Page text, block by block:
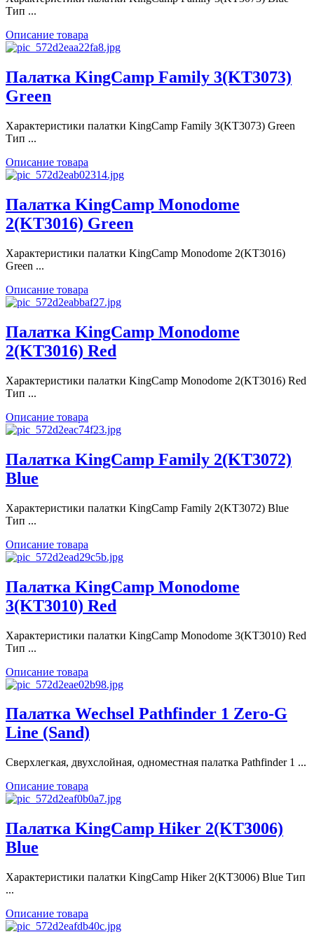
Тип ...
Описание товара
Палатка KingCamp Family 3(KT3073)
Green
Характеристики палатки KingCamp Family 3(KT3073) Green
Тип ...
Описание товара
Палатка KingCamp Monodome
2(KT3016) Green
Характеристики палатки KingCamp Monodome 2(KT3016)
Green ...
Описание товара
Палатка KingCamp Monodome
2(KT3016) Red
Характеристики палатки KingCamp Monodome 2(KT3016) Red
Тип ...
Описание товара
Палатка KingCamp Family 2(KT3072)
Blue
Характеристики палатки KingCamp Family 2(KT3072) Blue
Тип ...
Описание товара
Палатка KingCamp Monodome
3(KT3010) Red
Характеристики палатки KingCamp Monodome 3(KT3010) Red
Тип ...
Описание товара
Палатка Wechsel Pathfinder 1 Zero-G
Line (Sand)
Сверхлегкая, двухслойная, одноместная палатка Pathfinder 1 ...
Описание товара
Палатка KingCamp Hiker 2(KT3006)
Blue
Характеристики палатки KingCamp Hiker 2(KT3006) Blue Тип
...
Описание товара